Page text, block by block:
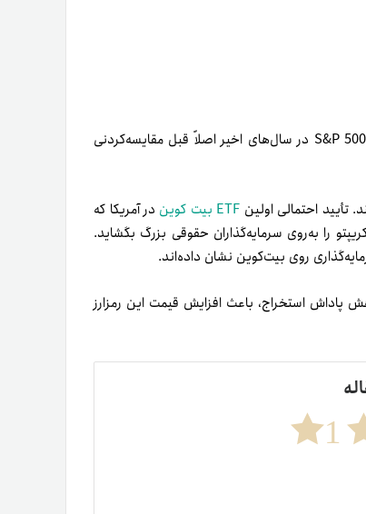
هما‌ن‌طور‌که مشاهده می‌کنید، میزان افزایش قیمت BTC در‌مقایسه‌با طلا و S&P 500 در سال‌های اخیر اصلاً قبل مقایسه‌کردنی
ETF بیت کوین
در آمریکا که
می‌تواند درهای بازار کریپتو را به‌روی سرمایه‌گذاران حقوقی بزرگ بگشاید.
روی بیت‌کوین نشان داده‌اند.
که با کاهش پاداش استخراج، باعث افزایش قیمت این رمزارز
1